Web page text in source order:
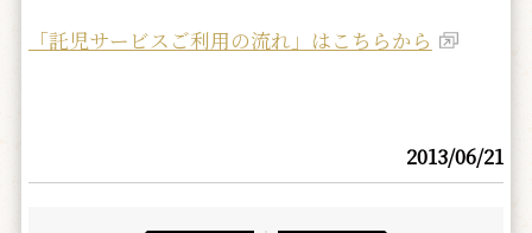
「託児サービスご利用の流れ」はこちらから
2013/06/21